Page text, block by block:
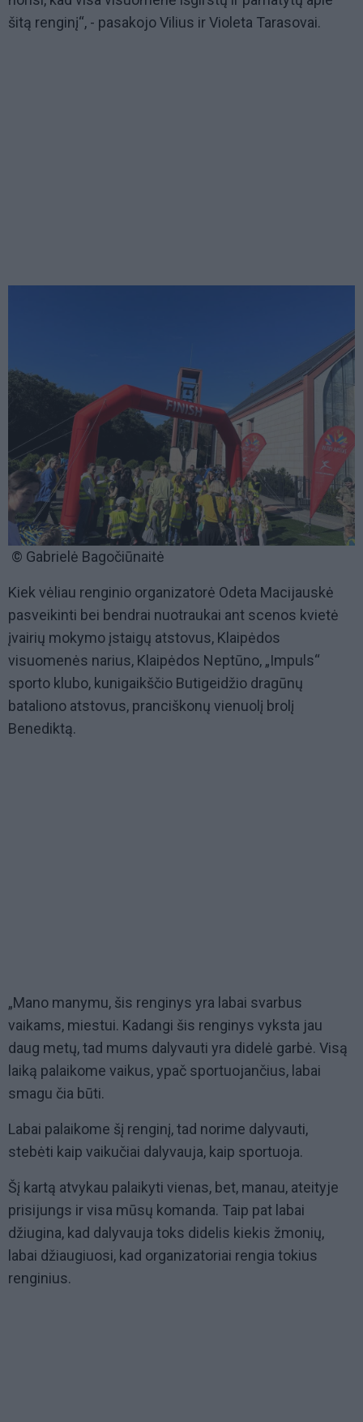
šitą renginį“, - pasakojo Vilius ir Violeta Tarasovai.
© Gabrielė Bagočiūnaitė
Kiek vėliau renginio organizatorė Odeta Macijauskė
pasveikinti bei bendrai nuotraukai ant scenos kvietė
įvairių mokymo įstaigų atstovus, Klaipėdos
visuomenės narius, Klaipėdos Neptūno, „Impuls“
sporto klubo, kunigaikščio Butigeidžio dragūnų
bataliono atstovus, pranciškonų vienuolį brolį
Benediktą.
„Mano manymu, šis renginys yra labai svarbus
vaikams, miestui. Kadangi šis renginys vyksta jau
daug metų, tad mums dalyvauti yra didelė garbė. Visą
laiką palaikome vaikus, ypač sportuojančius, labai
smagu čia būti.
Labai palaikome šį renginį, tad norime dalyvauti,
stebėti kaip vaikučiai dalyvauja, kaip sportuoja.
Šį kartą atvykau palaikyti vienas, bet, manau, ateityje
prisijungs ir visa mūsų komanda. Taip pat labai
džiugina, kad dalyvauja toks didelis kiekis žmonių,
labai džiaugiuosi, kad organizatoriai rengia tokius
renginius.